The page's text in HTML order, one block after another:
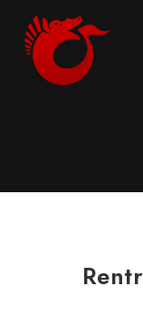
content